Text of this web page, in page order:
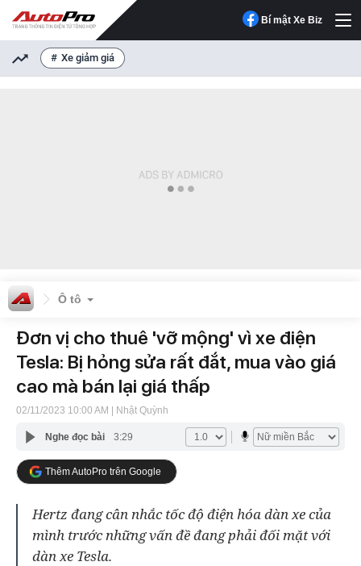
Bí mật Xe Biz
Xe giảm giá
Ô tô
Đơn vị cho thuê 'vỡ mộng' vì xe điện
Tesla: Bị hỏng sửa rất đắt, mua vào giá
cao mà bán lại giá thấp
02/11/2023 10:00 AM | Nhật Quỳnh
Nghe đọc bài 3:29
Thêm AutoPro trên Google
Hertz đang cân nhắc tốc độ điện hóa dàn xe của
mình trước những vấn đề đang phải đối mặt với
dàn xe Tesla.